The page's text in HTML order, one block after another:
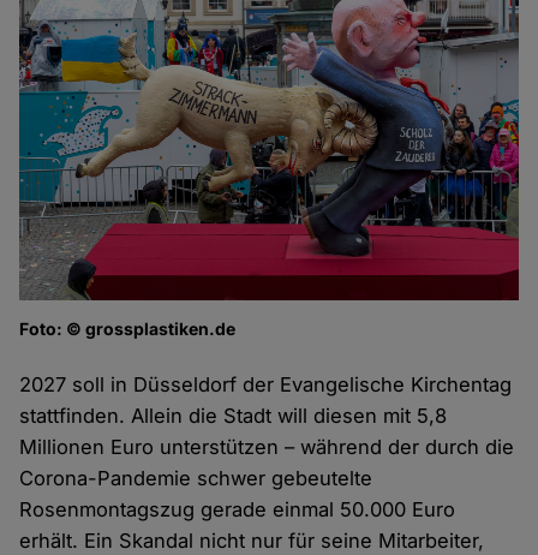
Foto: © grossplastiken.de
2027 soll in Düsseldorf der Evangelische Kirchentag
stattfinden. Allein die Stadt will diesen mit 5,8
Millionen Euro unterstützen – während der durch die
Corona-Pandemie schwer gebeutelte
Rosenmontagszug gerade einmal 50.000 Euro
erhält. Ein Skandal nicht nur für seine Mitarbeiter,